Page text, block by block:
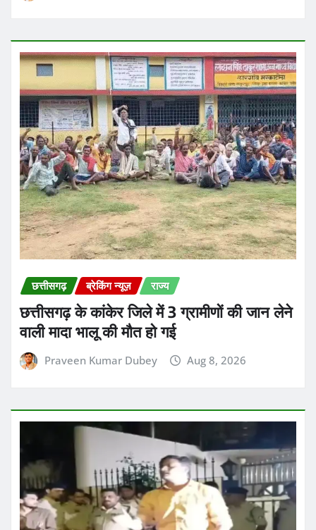
छत्तीसगढ़ ब्रेकिंग न्यूज़ राज्य
छत्तीसगढ़ के कांकेर जिले में 3 ग्रामीणों की जान लेने
वाली मादा भालू की मौत हो गई
Praveen Kumar Dubey Aug 8, 2026